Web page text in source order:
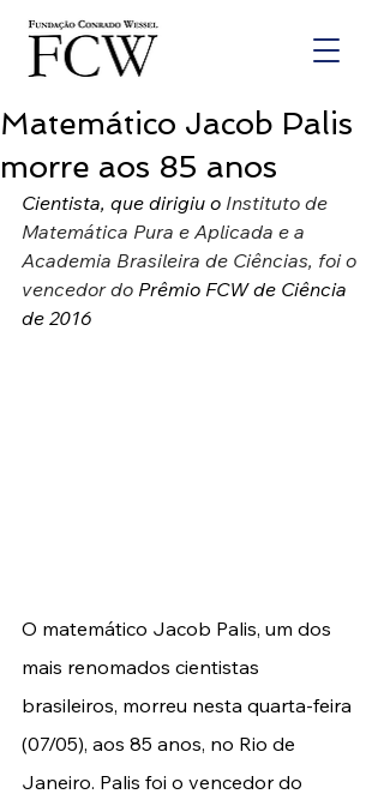
Matemático Jacob Palis
morre aos 85 anos
Cientista, que dirigiu o Instituto de
Matemática Pura e Aplicada e a
Academia Brasileira de Ciências, foi o
vencedor do Prêmio FCW de Ciência
de 2016
O matemático Jacob Palis, um dos
mais renomados cientistas
brasileiros, morreu nesta quarta-feira
(07/05), aos 85 anos, no Rio de
Janeiro. Palis foi o vencedor do